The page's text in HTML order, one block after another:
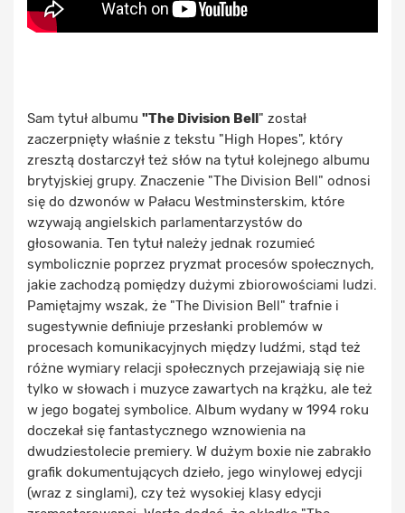
Sam tytuł albumu "The Division Bell" został
zaczerpnięty właśnie z tekstu "High Hopes", który
zresztą dostarczył też słów na tytuł kolejnego albumu
brytyjskiej grupy. Znaczenie "The Division Bell" odnosi
się do dzwonów w Pałacu Westminsterskim, które
wzywają angielskich parlamentarzystów do
głosowania. Ten tytuł należy jednak rozumieć
symbolicznie poprzez pryzmat procesów społecznych,
jakie zachodzą pomiędzy dużymi zbiorowościami ludzi.
Pamiętajmy wszak, że "The Division Bell" trafnie i
sugestywnie definiuje przesłanki problemów w
procesach komunikacyjnych między ludźmi, stąd też
różne wymiary relacji społecznych przejawiają się nie
tylko w słowach i muzyce zawartych na krążku, ale też
w jego bogatej symbolice. Album wydany w 1994 roku
doczekał się fantastycznego wznowienia na
dwudziestolecie premiery. W dużym boxie nie zabrakło
grafik dokumentujących dzieło, jego winylowej edycji
(wraz z singlami), czy też wysokiej klasy edycji